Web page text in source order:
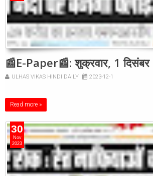
📰E-Paper📰: शुक्रवार, 1
ULHAS VIKAS HINDI DAILY 2023-12-1
Read more »
30
Nov
2023